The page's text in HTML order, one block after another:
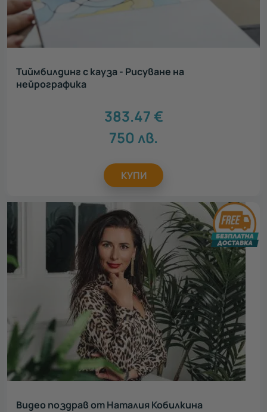
Тиймбилдинг с кауза - Рисуване на
нейрографика
383.47€
750 лв.
КУПИ
Видео поздрав от Наталия Кобилкина